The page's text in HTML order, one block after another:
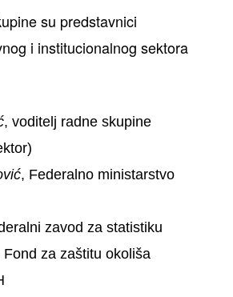
su predstavnici
i institucionalnog sektora
, voditelj radne skupine
, Federalno ministarstvo
zavod za statistiku
Fond za zaštitu okoliša